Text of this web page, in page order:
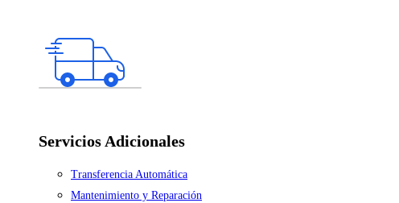
Servicios Adicionales
Transferencia Automática
Mantenimiento y Reparación